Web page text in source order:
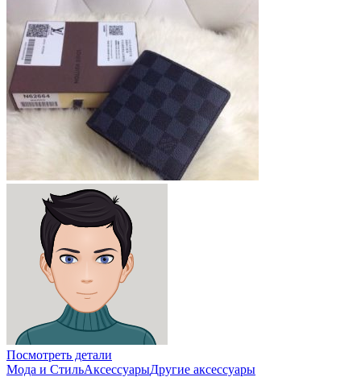
Посмотреть детали
Мода и СтильАксессуарыДругие аксессуары